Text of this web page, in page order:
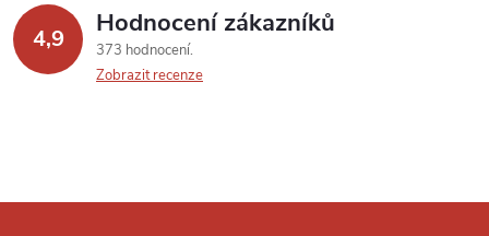
4,9 Hodnocení zákazníků
373 hodnocení
Zobrazit recenze